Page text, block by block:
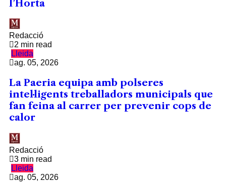
l’Horta
Redacció
2 min read
Lleida
ag. 05, 2026
La Paeria equipa amb polseres
intel·ligents treballadors municipals que
fan feina al carrer per prevenir cops de
calor
Redacció
3 min read
Lleida
ag. 05, 2026